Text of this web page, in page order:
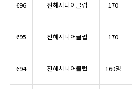
696 진해시니어클럽 170
695 진해시니어클럽 170
694 진해시니어클럽 160명